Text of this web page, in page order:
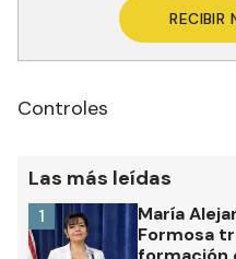
RECIBIR
Controles
Las más leídas
María
Formosa
1